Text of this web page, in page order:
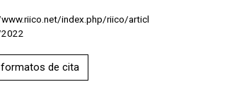
index.php/riico/articl
de cita